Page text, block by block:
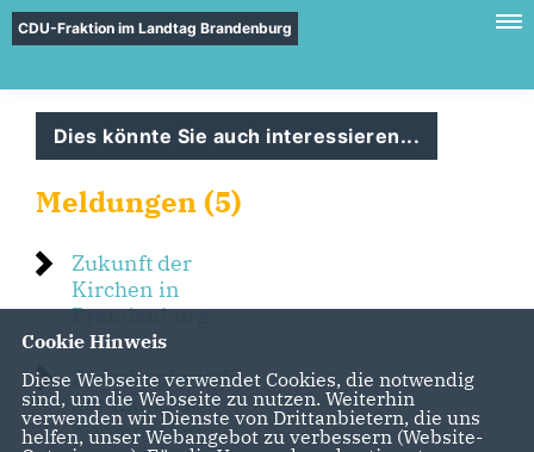
CDU-Fraktion im Landtag Brandenburg
Dies könnte Sie auch interessieren...
Meldungen (5)
Zukunft der
Kirchen in
Brandenburg
Zwischenbericht
der Enquete-
Kommission
Cookie Hinweis
Diese Webseite verwendet Cookies, die notwendig
sind, um die Webseite zu nutzen. Weiterhin
verwenden wir Dienste von Drittanbietern, die uns
helfen, unser Webangebot zu verbessern (Website-